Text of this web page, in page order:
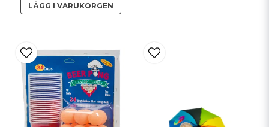
LÄGG I VARUKORGEN